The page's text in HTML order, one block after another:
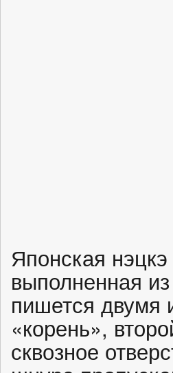
Японская
выполненная
пишется двумя
«корень»,
сквозное